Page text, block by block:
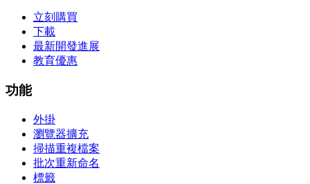
立刻購買
下載
最新開發進展
教育優惠
功能
外掛
瀏覽器擴充
掃描重複檔案
批次重新命名
標籤